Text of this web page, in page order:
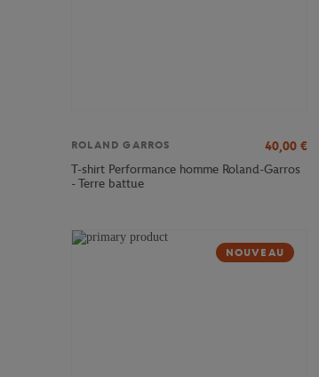
ROLAND GARROS 40,00 €
T-shirt Performance homme Roland-Garros
- Terre battue
NOUVEAU